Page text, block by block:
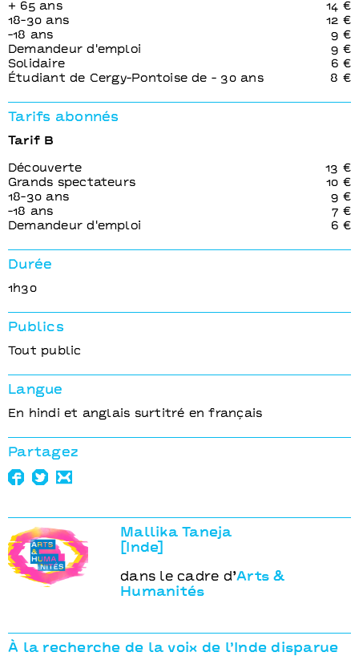
Mallika Taneja
[Inde]
dans le cadre d’Arts &
Humanités
À la recherche de la voix de l’Inde disparue
+ 65 ans
14 €
18-30 ans
12 €
-18 ans
9 €
Demandeur d'emploi
9 €
Solidaire
6 €
Étudiant de Cergy-Pontoise de - 30 ans
8 €
Tarifs abonnés
Tarif B
Découverte
13 €
Grands spectateurs
10 €
18-30 ans
9 €
-18 ans
7 €
Demandeur d'emploi
6 €
Durée
1h30
Publics
Tout public
Langue
En hindi et anglais surtitré en français
Partagez